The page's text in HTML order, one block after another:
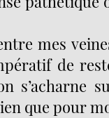
mes
de
s’acharne
que pour